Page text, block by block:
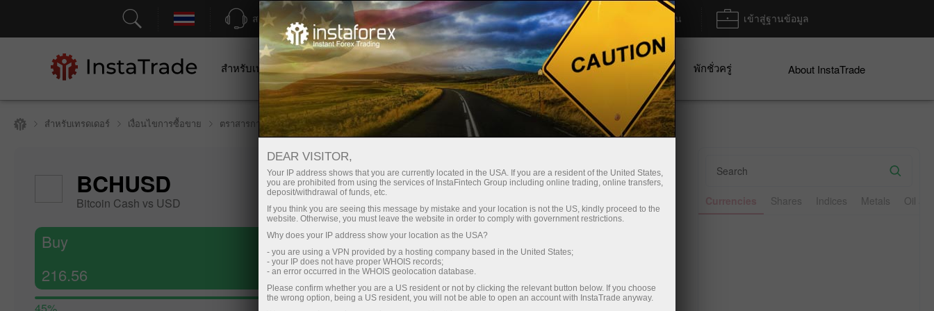
สนับสนุน เปิดบัญชีเทรดทันที แพลตฟอร์มการเทรด ฝาก/ถอน เข้าสู่ฐานข้อมูล
สำหรับเทรดเดอร์ สำหรับผู้เริ่มต้นใหม่ สำหรับหุ้นส่วน Company Services พักชั่วครู่ About InstaTrade
สำหรับเทรดเดอร์ เงื่อนไขการซื้อขาย ตราสารการซื้อขาย BCHUSD
BCHUSD
Bitcoin Cash vs USD
216.56 3.26(1.51%)
07 Aug 2026 20:06
Buy
216.56
✕
Hide chart
7 August 2025 - 7 August 2026 1 year / 2 years / 3 years / 4 years| Actual Forecast Previous| Line Bar
Data not found
Currencies Shares Indices Metals Oil
DEAR VISITOR,
Your IP address shows that you are currently located in the USA. If you are a resident of the United States,
you are prohibited from using the services of InstaFintech Group including online trading, online transfers,
deposit/withdrawal of funds, etc.
If you think you are seeing this message by mistake and your location is not the US, kindly proceed to the
website. Otherwise, you must leave the website in order to comply with government restrictions.
Why does your IP address show your location as the USA?
- you are using a VPN provided by a hosting company based in the United States;
- your IP does not have proper WHOIS records;
- an error occurred in the WHOIS geolocation database.
Please confirm whether you are a US resident or not by clicking the relevant button below. If you choose
the wrong option, being a US resident, you will not be able to open an account with InstaTrade anyway.